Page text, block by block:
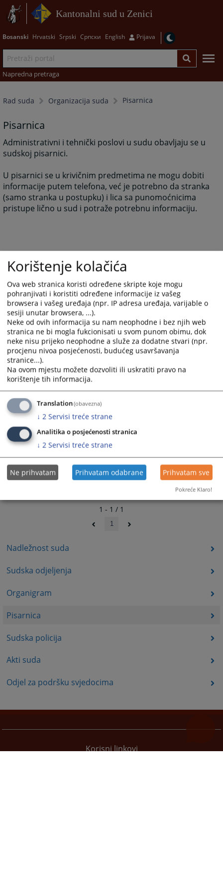
Kantonalni sud u Zenici
Bosanski Hrvatski Srpski Српски English Prijava
Napredna pretraga
Rad suda Organizacija suda Pisarnica
Nadležnost suda
Sudska odjeljenja
Organigram
Pisarnica
Sudska policija
Akti suda
Odjel za podršku svjedocima
Pisarnica
Administrativni i tehnički poslovi u sudu obavljaju se u
sudskoj pisarnici.
U pisarnici se u krivičnim predmetima ne mogu dobiti
informacije putem telefona, već je potrebno da stranka
(samo stranka u postupku) i lica sa punomoćnicima
pristupe lično u sud i potraže potrebnu informaciju.
3285 PREGLEDA
1 - 1 / 1
1
Korisni linkovi
Korištenje kolačića
Ova web stranica koristi određene skripte koje mogu
pohranjivati i koristiti određene informacije iz vašeg
browsera i vašeg uređaja (npr. IP adresa uređaja, varijable o
sesiji unutar browsera, ...).
Neke od ovih informacija su nam neophodne i bez njih web
stranica ne bi mogla fukcionisati u svom punom obimu, dok
neke nisu prijeko neophodne a služe za dodatne stvari (npr.
procjenu nivoa posjećenosti, budućeg usavršavanja
stranice...).
Na ovom mjestu možete dozvoliti ili uskratiti pravo na
korištenje tih informacija.
Translation(obavezna)
↓ 2 Servisi treće strane
Analitika o posjećenosti stranica
↓ 2 Servisi treće strane
Ne prihvatam Prihvatam odabrane Prihvatam sve
Pokreće Klaro!